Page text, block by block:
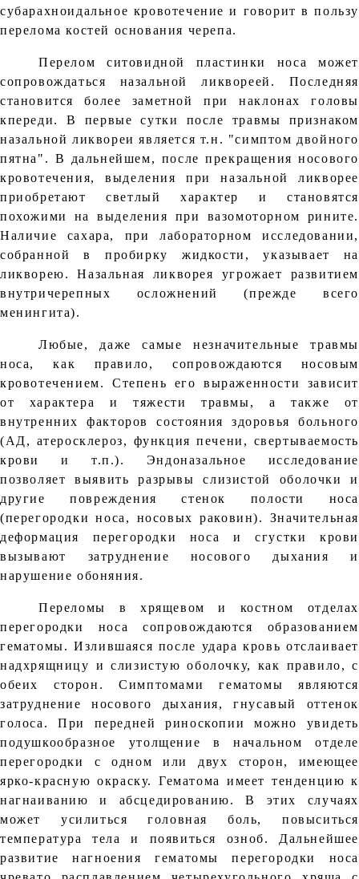
субарахноидальное кровотечение и говорит в пользу
перелома костей основания черепа.
Перелом ситовидной пластинки носа может
сопровождаться назальной ликвореей. Последняя
становится более заметной при наклонах головы
кпереди. В первые сутки после травмы признаком
назальной ликвореи является т.н. "симптом двойного
пятна". В дальнейшем, после прекращения носового
кровотечения, выделения при назальной ликворее
приобретают светлый характер и становятся
похожими на выделения при вазомоторном рините.
Наличие сахара, при лабораторном исследовании,
собранной в пробирку жидкости, указывает на
ликворею. Назальная ликворея угрожает развитием
внутричерепных осложнений (прежде всего
менингита).
Любые, даже самые незначительные травмы
носа, как правило, сопровождаются носовым
кровотечением. Степень его выраженности зависит
от характера и тяжести травмы, а также от
внутренних факторов состояния здоровья больного
(АД, атеросклероз, функция печени, свертываемость
крови и т.п.). Эндоназальное исследование
позволяет выявить разрывы слизистой оболочки и
другие повреждения стенок полости носа
(перегородки носа, носовых раковин). Значительная
деформация перегородки носа и сгустки крови
вызывают затруднение носового дыхания и
нарушение обоняния.
Переломы в хрящевом и костном отделах
перегородки носа сопровождаются образованием
гематомы. Излившаяся после удара кровь отслаивает
надхрящницу и слизистую оболочку, как правило, с
обеих сторон. Симптомами гематомы являются
затруднение носового дыхания, гнусавый оттенок
голоса. При передней риноскопии можно увидеть
подушкообразное утолщение в начальном отделе
перегородки с одном или двух сторон, имеющее
ярко-красную окраску. Гематома имеет тенденцию к
нагнаиванию и абсцедированию. В этих случаях
может усилиться головная боль, повыситься
температура тела и появиться озноб. Дальнейшее
развитие нагноения гематомы перегородки носа